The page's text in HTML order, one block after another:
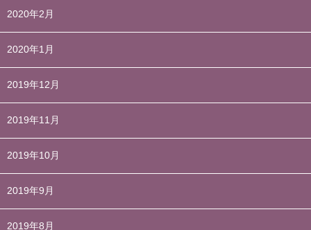
2020年2月
2020年1月
2019年12月
2019年11月
2019年10月
2019年9月
2019年8月